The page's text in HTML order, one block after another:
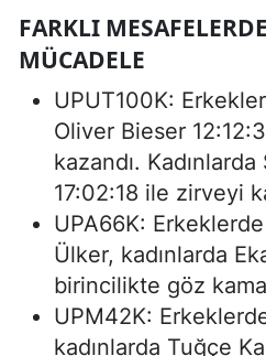
FARKLI
MÜCADELE
UPUT100K:
Oliver Bieser
kazandı.
17:02:18 ile zirveyi
UPA66K:
Ülker, kadınlarda
birincilikte göz
UPM42K:
kadınlarda Tuğçe